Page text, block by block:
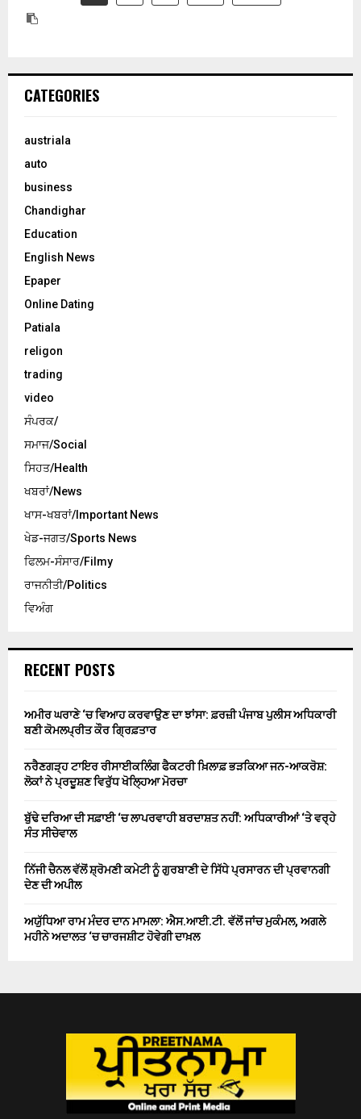
CATEGORIES
austriala
auto
business
Chandighar
Education
English News
Epaper
Online Dating
Patiala
religon
trading
video
ਸੰਪਰਕ/
ਸਮਾਜ/Social
ਸਿਹਤ/Health
ਖਬਰਾਂ/News
ਖਾਸ-ਖਬਰਾਂ/Important News
ਖੇਡ-ਜਗਤ/Sports News
ਫਿਲਮ-ਸੰਸਾਰ/Filmy
ਰਾਜਨੀਤੀ/Politics
ਵਿਅੰਗ
RECENT POSTS
ਅਮੀਰ ਘਰਾਣੇ ‘ਚ ਵਿਆਹ ਕਰਵਾਉਣ ਦਾ ਝਾਂਸਾ: ਫ਼ਰਜ਼ੀ ਪੰਜਾਬ ਪੁਲੀਸ ਅਧਿਕਾਰੀ
ਬਣੀ ਕੋਮਲਪ੍ਰੀਤ ਕੌਰ ਗ੍ਰਿਫ਼ਤਾਰ
ਨਰੈਣਗੜ੍ਹ ਟਾਇਰ ਰੀਸਾਈਕਲਿੰਗ ਫੈਕਟਰੀ ਖ਼ਿਲਾਫ਼ ਭੜਕਿਆ ਜਨ-ਆਕਰੋਸ਼:
ਲੋਕਾਂ ਨੇ ਪ੍ਰਦੂਸ਼ਣ ਵਿਰੁੱਧ ਖੋਲ੍ਹਿਆ ਮੋਰਚਾ
ਬੁੱਢੇ ਦਰਿਆ ਦੀ ਸਫ਼ਾਈ ‘ਚ ਲਾਪਰਵਾਹੀ ਬਰਦਾਸ਼ਤ ਨਹੀਂ: ਅਧਿਕਾਰੀਆਂ ‘ਤੇ ਵਰ੍ਹੇ
ਸੰਤ ਸੀਚੇਵਾਲ
ਨਿੱਜੀ ਚੈਨਲ ਵੱਲੋਂ ਸ਼੍ਰੋਮਣੀ ਕਮੇਟੀ ਨੂੰ ਗੁਰਬਾਣੀ ਦੇ ਸਿੱਧੇ ਪ੍ਰਸਾਰਨ ਦੀ ਪ੍ਰਵਾਨਗੀ
ਦੇਣ ਦੀ ਅਪੀਲ
ਅਯੁੱਧਿਆ ਰਾਮ ਮੰਦਰ ਦਾਨ ਮਾਮਲਾ: ਐਸ.ਆਈ.ਟੀ. ਵੱਲੋਂ ਜਾਂਚ ਮੁਕੰਮਲ, ਅਗਲੇ
ਮਹੀਨੇ ਅਦਾਲਤ ‘ਚ ਚਾਰਜਸ਼ੀਟ ਹੋਵੇਗੀ ਦਾਖ਼ਲ